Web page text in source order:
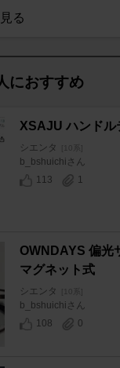
る
におすすめ
XSAJU ハンドル
シエンタ
b_bshuichiさん
113
1
OWNDAYS 偏
マグネット式
シエンタ
b_bshuichiさん
108
0